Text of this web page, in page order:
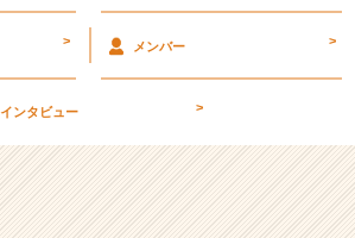
会
明
会
> メンバー >
インタビュー >